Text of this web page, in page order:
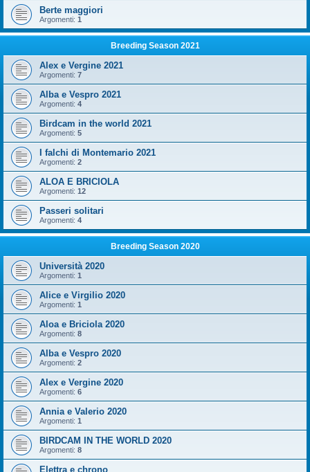
Berte maggiori
Argomenti: 1
Breeding Season 2021
Alex e Vergine 2021
Argomenti: 7
Alba e Vespro 2021
Argomenti: 4
Birdcam in the world 2021
Argomenti: 5
I falchi di Montemario 2021
Argomenti: 2
ALOA E BRICIOLA
Argomenti: 12
Passeri solitari
Argomenti: 4
Breeding Season 2020
Università 2020
Argomenti: 1
Alice e Virgilio 2020
Argomenti: 1
Aloa e Briciola 2020
Argomenti: 8
Alba e Vespro 2020
Argomenti: 2
Alex e Vergine 2020
Argomenti: 6
Annia e Valerio 2020
Argomenti: 1
BIRDCAM IN THE WORLD 2020
Argomenti: 8
Elettra e chrono